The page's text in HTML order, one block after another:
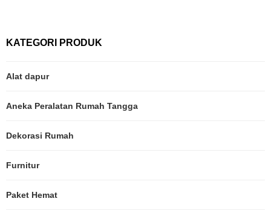
KATEGORI PRODUK
Alat dapur
Aneka Peralatan Rumah Tangga
Dekorasi Rumah
Furnitur
Paket Hemat